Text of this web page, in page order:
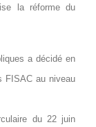
la réforme du
a décidé en
FISAC au niveau
du 22 juin